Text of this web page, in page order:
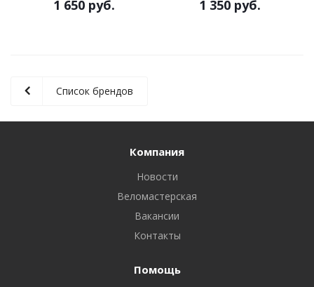
1 650 руб. 1 350 руб.
Список брендов
Компания
Новости
Веломастерская
Вакансии
Контакты
Помощь